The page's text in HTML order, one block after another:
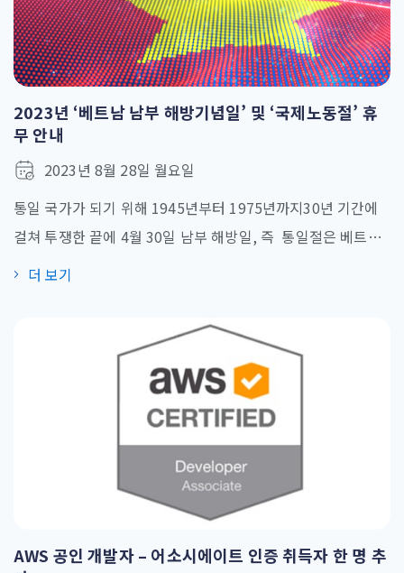
2023년 ‘베트남 남부 해방기념일’ 및 ‘국제노동절’ 휴
무 안내
2023년 8월 28일 월요일
통일 국가가 되기 위해 1945년부터 1975년까지30년 기간에
걸쳐 투쟁한 끝에 4월 30일 남부 해방일, 즉 통일절은 베트남
국민들에게 자랑스럽고 특별한 의미를 가진 날입니다. VTI그
요로운 연휴를 보내기를 기원합니다! 남부 해방기념일(4월30
일)과 국제 노동절(5월1일)을 맞이하여 하기와 같이 휴무 일정
을 공지드립니다. 휴무 기간: 2023년4월29일 ~ 2023년5월3
일 정상근무 : 2023년5월4일부터 상기 연휴 기간동안 당사의
더 보기
AWS 공인 개발자 – 어소시에이트 인증 취득자 한 명 추